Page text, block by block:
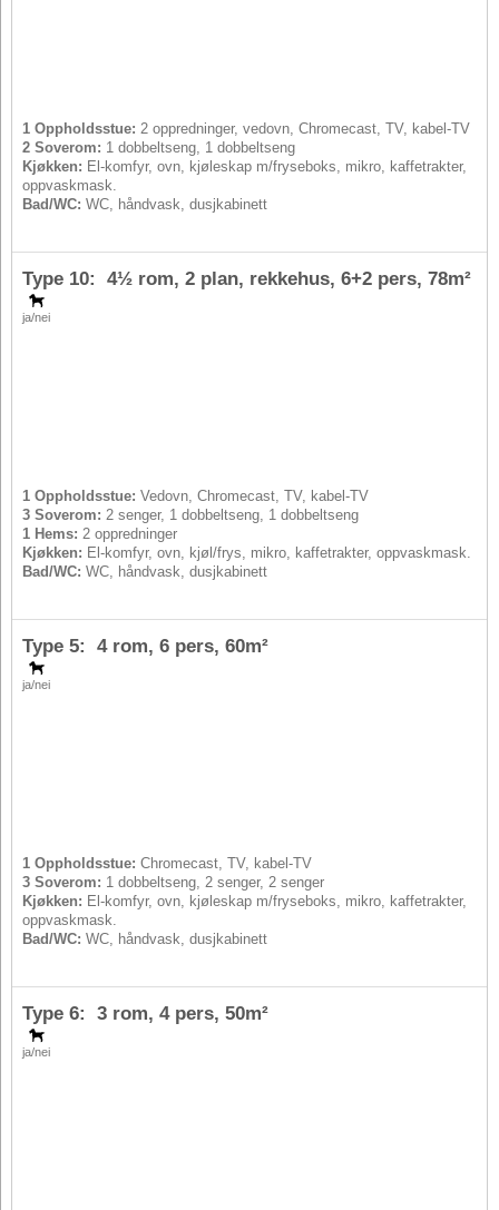
1 Oppholdsstue: 2 oppredninger, vedovn, Chromecast, TV, kabel-TV
2 Soverom: 1 dobbeltseng, 1 dobbeltseng
Kjøkken: El-komfyr, ovn, kjøleskap m/fryseboks, mikro, kaffetrakter,
oppvaskmask.
Bad/WC: WC, håndvask, dusjkabinett
ja/nei
Type 10: 4½ rom, 2 plan, rekkehus, 6+2 pers, 78m²
1 Oppholdsstue: Vedovn, Chromecast, TV, kabel-TV
3 Soverom: 2 senger, 1 dobbeltseng, 1 dobbeltseng
1 Hems: 2 oppredninger
Kjøkken: El-komfyr, ovn, kjøl/frys, mikro, kaffetrakter, oppvaskmask.
Bad/WC: WC, håndvask, dusjkabinett
ja/nei
Type 5: 4 rom, 6 pers, 60m²
1 Oppholdsstue: Chromecast, TV, kabel-TV
3 Soverom: 1 dobbeltseng, 2 senger, 2 senger
Kjøkken: El-komfyr, ovn, kjøleskap m/fryseboks, mikro, kaffetrakter,
oppvaskmask.
Bad/WC: WC, håndvask, dusjkabinett
ja/nei
Type 6: 3 rom, 4 pers, 50m²